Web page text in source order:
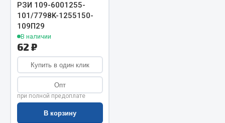
Весь раздел
Запчасти КамАЗ
Двигатель
Система питания
Система выпуска газа
Система охлаждения
Сцепление
РЗИ 109-6001255-
101/7798K-1255150-
109П29
В наличии
62 ₽
Купить в один клик
Опт
при полной предоплате
В корзину